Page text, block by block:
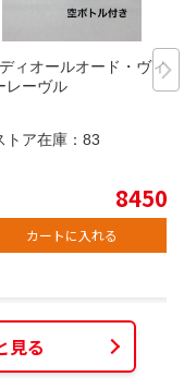
ィオールオード・ヴィユ
レーヴル
トア在庫： 83
8450
カートに入れる
見る